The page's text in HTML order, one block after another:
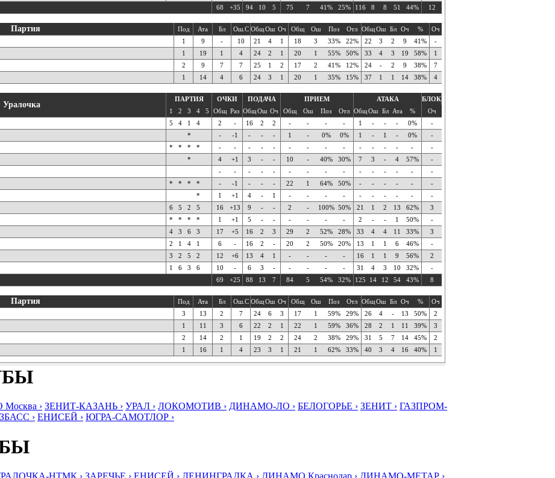
68 +35 94 10 5 75 7 41% 25% 116 8 8 51 44% 12
Партия Под Ата Бл Ош.С ОбщОш Оч Общ Ош Поз Отл ОбщОш Бл Оч % Оч
1 9 - 10 21 4 1 18 3 33% 22% 22 3 2 9 41% -
1 19 1 4 24 2 1 20 1 55% 50% 33 4 3 19 58% 1
2 9 7 7 25 1 2 17 2 41% 12% 24 - 2 9 38% 7
1 14 4 6 24 3 1 20 1 35% 15% 37 1 1 14 38% 4
Уралочка
ПАРТИЯ ОЧКИ ПОДАЧА ПРИЕМ АТАКА
БЛОК
1
2 3 4 5 Общ Раз ОбщОш Оч Общ Ош Поз Отл ОбщОш Бл Ата % Оч
5 4 1 4 2 - 16 2 2 - - - - 1 - - - 0% -
* - -1 - - - 1 - 0% 0% 1 - 1 - 0% -
* * * * - - - - - - - - - - - - - - -
* 4 +1 3 - - 10 - 40% 30% 7 3 - 4 57% -
- - - - - - - - - - - - - - -
* * * * - -1 - - - 22 1 64% 50% - - - - - -
* 1 +1 4 - 1 - - - - - - - - - -
6 5 2 5 16 +13 9 - - 2 - 100% 50% 21 1 2 13 62% 3
* * * * 1 +1 5 - - - - - - 2 - - 1 50% -
4 3 6 3 17 +5 16 2 3 29 2 52% 28% 33 4 4 11 33% 3
2 1 4 1 6 - 16 2 - 20 2 50% 20% 13 1 1 6 46% -
3 2 5 2 12 +6 13 4 1 - - - - 16 1 1 9 56% 2
1 6 3 6 10 - 6 3 - - - - - 31 4 3 10 32% -
69 +25 88 13 7 84 5 54% 32% 125 14 12 54 43% 8
Партия Под Ата Бл Ош.С ОбщОш Оч Общ Ош Поз Отл ОбщОш Бл Оч % Оч
3 13 2 7 24 6 3 17 1 59% 29% 26 4 - 13 50% 2
1 11 3 6 22 2 1 22 1 59% 36% 28 2 1 11 39% 3
2 14 2 1 19 2 2 24 2 38% 29% 31 5 7 14 45% 2
1 16 1 4 23 3 1 21 1 62% 33% 40 3 4 16 40% 1
› ЗЕНИТ-КАЗАНЬ › УРАЛ › ЛОКОМОТИВ › ДИНАМО-ЛО › БЕЛОГОРЬЕ › ЗЕНИТ › ГАЗПРОМ-
› ЕНИСЕЙ › ЮГРА-САМОТЛОР ›